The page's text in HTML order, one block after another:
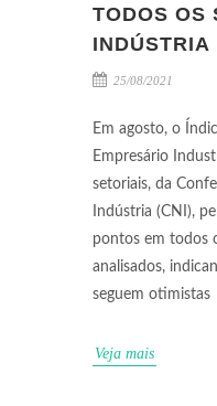
TODOS OS
INDÚSTRIA
25/08/2021
Em agosto, o
Empresário
setoriais, da
Indústria (CNI),
pontos em todos
analisados,
seguem otimistas
Veja mais